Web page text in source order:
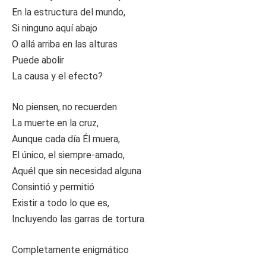
En la estructura del mundo,
Si ninguno aquí abajo
O allá arriba en las alturas
Puede abolir
La causa y el efecto?
No piensen, no recuerden
La muerte en la cruz,
Aunque cada día Él muera,
El único, el siempre-amado,
Aquél que sin necesidad alguna
Consintió y permitió
Existir a todo lo que es,
Incluyendo las garras de tortura.
Completamente enigmático